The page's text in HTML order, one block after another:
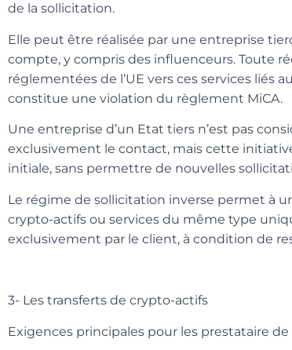
de la sollicitation.
Elle peut être réalisée par une entreprise
compte, y compris des influenceurs. Toute
réglementées de l’UE vers ces services liés
constitue une violation du règlement MiCA.
Une entreprise d’un Etat tiers n’est pas
exclusivement le contact, mais cette
initiale, sans permettre de nouvelles
Le régime de sollicitation inverse permet à
crypto-actifs ou services du même type
exclusivement par le client, à condition de
3- Les transferts de crypto-actifs
Exigences principales pour les prestataire de